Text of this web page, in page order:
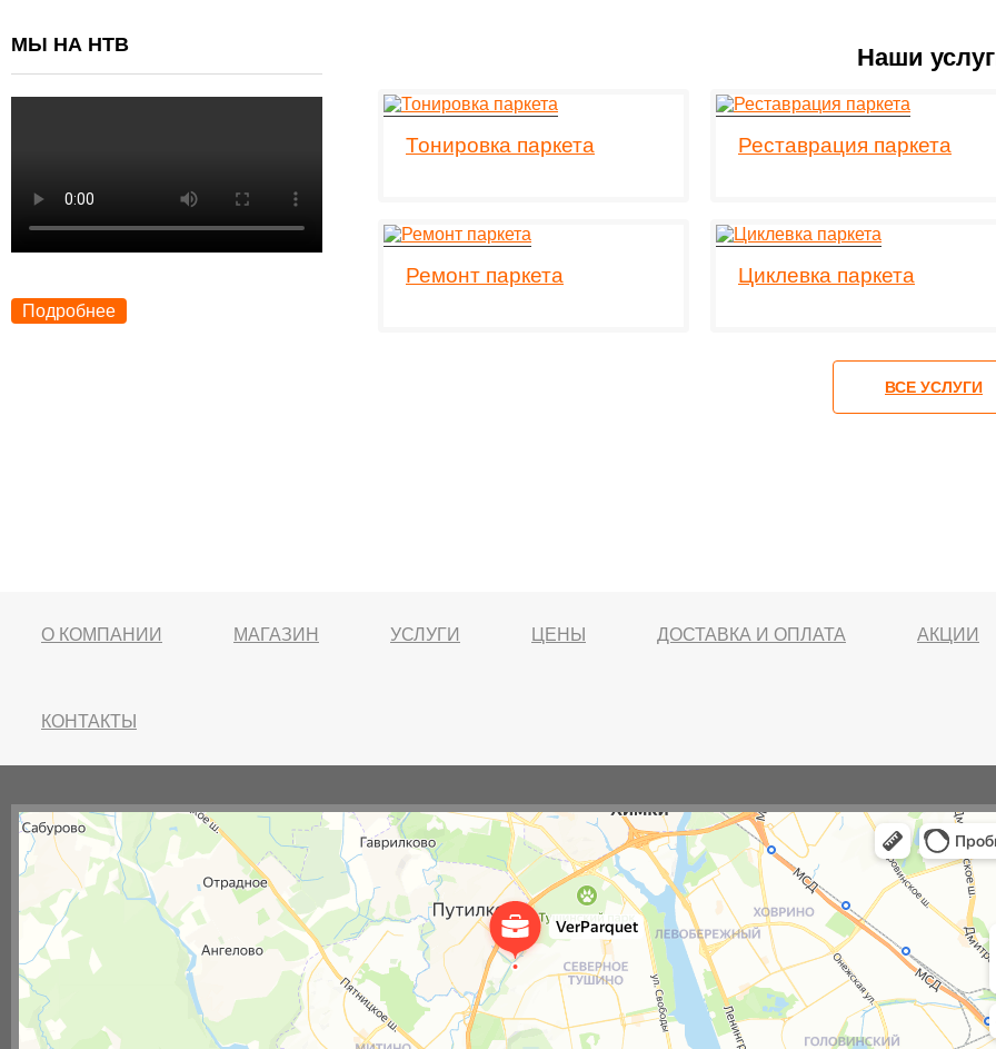
МЫ НА НТВ
Подробнее
Наши
Тонировка паркета Реставрация паркета
Ремонт паркета Циклевка паркета
ВСЕ УСЛУГИ
О КОМПАНИИ МАГАЗИН УСЛУГИ ЦЕНЫ ДОСТАВКА И ОПЛАТА АКЦИИ
КОНТАКТЫ